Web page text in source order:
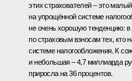
этих страхователей – это
на упрощённой системе
не очень хорошую тенденцию: в
по страховым взносам тех, кто
системе налогообложения. К
и небольшая – 4,7 миллиарда
приросла на 36 процентов.